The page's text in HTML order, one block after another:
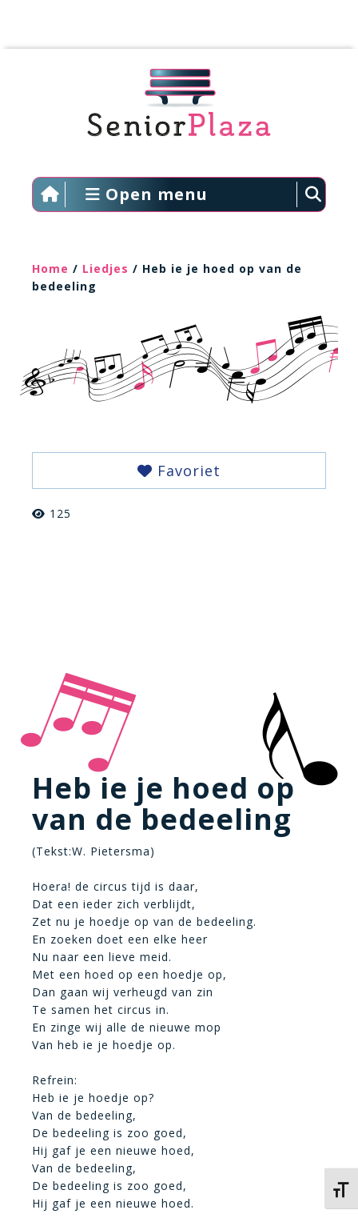
Open menu
Home / Liedjes / Heb ie je hoed op van de
bedeeling
Favoriet
125
Heb ie je hoed op
van de bedeeling
(Tekst:W. Pietersma)
Hoera! de circus tijd is daar,
Dat een ieder zich verblijdt,
Zet nu je hoedje op van de bedeeling.
En zoeken doet een elke heer
Nu naar een lieve meid.
Met een hoed op een hoedje op,
Dan gaan wij verheugd van zin
Te samen het circus in.
En zinge wij alle de nieuwe mop
Van heb ie je hoedje op.
Refrein:
Heb ie je hoedje op?
Van de bedeeling,
De bedeeling is zoo goed,
Hij gaf je een nieuwe hoed,
Van de bedeeling,
De bedeeling is zoo goed,
Hij gaf je een nieuwe hoed.